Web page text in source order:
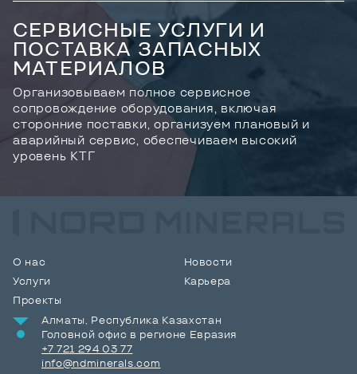
СЕРВИСНЫЕ УСЛУГИ И
ПОСТАВКА ЗАПАСНЫХ
МАТЕРИАЛОВ
Организовываем полное сервисное
сопровождение оборудования, включая
сторонние поставки, организуем плановый и
аварийный сервис, обеспечиваем высокий
уровень КТГ
О нас
Услуги
Проекты
Новости
Карьера
Алматы, Республика Казахстан
Головной офис в регионе Евразия
+7 721 294 03 77
info@ndminerals.com